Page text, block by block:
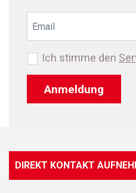
Anmeldung
Ich stimme den
DIREKT KONTAKT